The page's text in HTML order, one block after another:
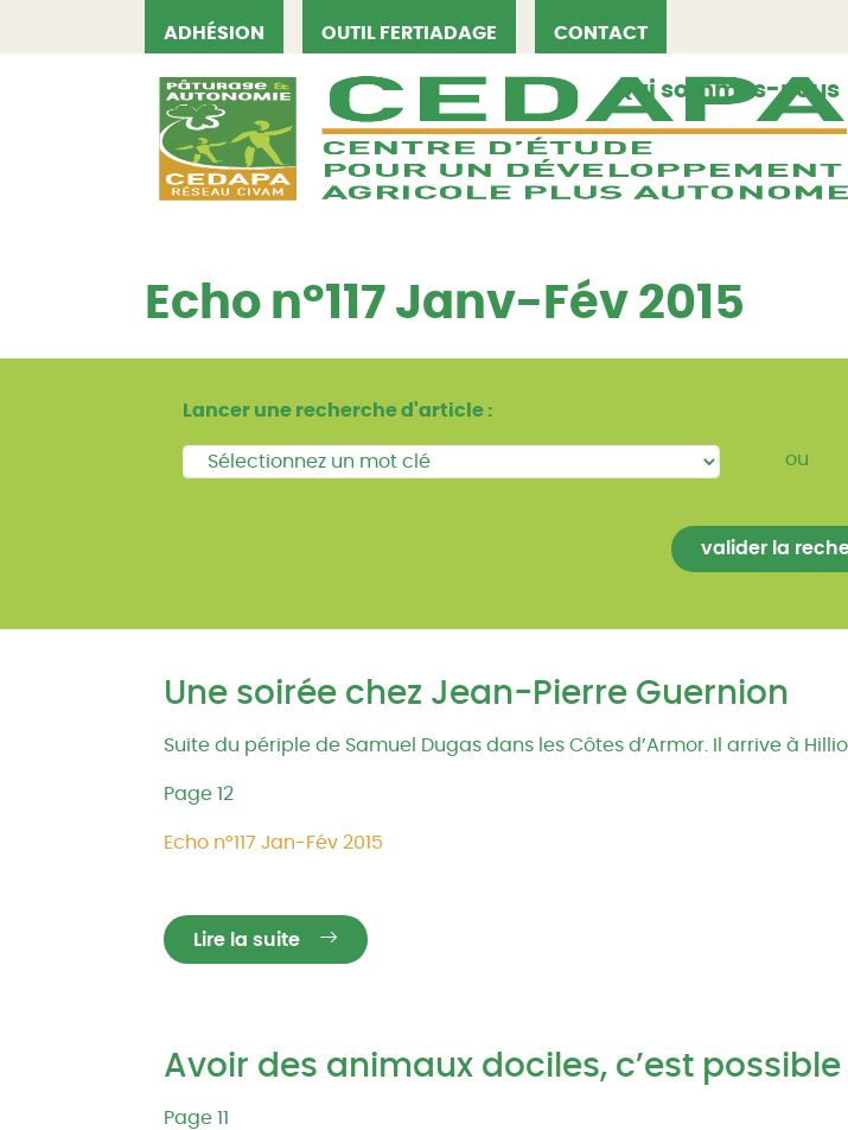
ADHÉSION OUTIL FERTIADAGE CONTACT
CEDAPA Qui sommes-nous
Echo n°117 Janv-Fév 2015
Lancer une recherche d'article :
ou
Une soirée chez Jean-Pierre Guernion
Suite du périple de Samuel Dugas dans les Côtes d’Armor. Il arrive à
Page 12
Echo n°117 Jan-Fév 2015
Lire la suite
Avoir des animaux dociles, c’est possible
Page 11